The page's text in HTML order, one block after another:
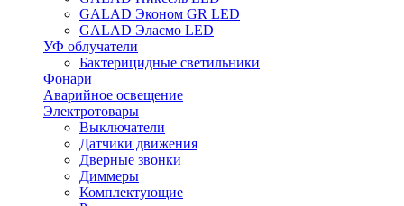
GALAD Эконом GR LED
GALAD Эласмо LED
УФ облучатели
Бактерицидные светильники
Фонари
Аварийное освещение
Электротовары
Выключатели
Датчики движения
Дверные звонки
Диммеры
Комплектующие